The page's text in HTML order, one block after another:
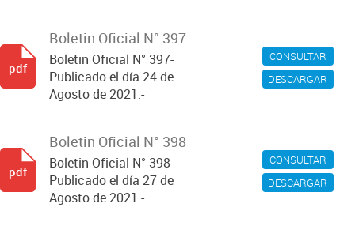
CONSULTAR
DESCARGAR
Boletin Oficial N° 397
Boletin Oficial N° 397-
Publicado el día 24 de
Agosto de 2021.-
pdf
CONSULTAR
DESCARGAR
Boletin Oficial N° 398
Boletin Oficial N° 398-
Publicado el día 27 de
Agosto de 2021.-
pdf